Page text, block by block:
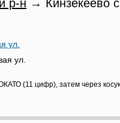
р-н → Кинзекеево
ул.
ул.
(11 цифр), затем через